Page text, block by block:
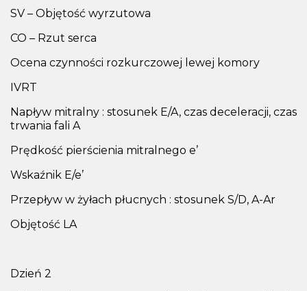
SV – Objętość wyrzutowa
CO – Rzut serca
Ocena czynności rozkurczowej lewej komory
IVRT
Napływ mitralny : stosunek E/A, czas deceleracji, czas
trwania fali A
Prędkość pierścienia mitralnego e’
Wskaźnik E/e’
Przepływ w żyłach płucnych : stosunek S/D, A-Ar
Objętość LA
Dzień 2